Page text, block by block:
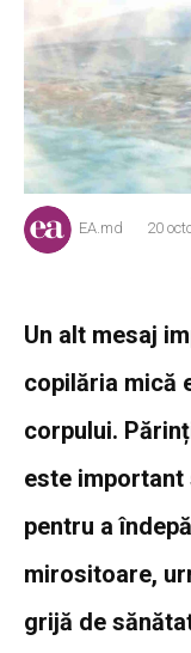
EA.md 20
Un alt mesaj
copilăria mică
corpului.
este important
pentru a
mirositoare,
grijă de